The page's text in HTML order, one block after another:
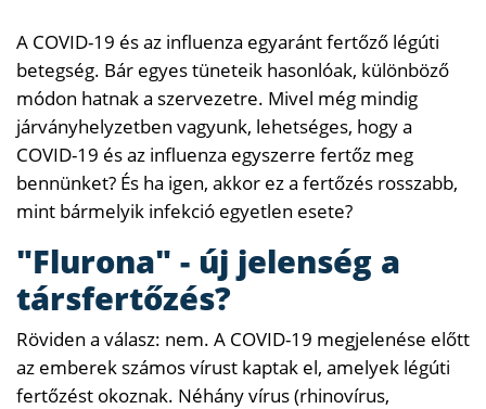
A COVID-19 és az influenza egyaránt fertőző légúti
betegség. Bár egyes tüneteik hasonlóak, különböző
módon hatnak a szervezetre. Mivel még mindig
járványhelyzetben vagyunk, lehetséges, hogy a
COVID-19 és az influenza egyszerre fertőz meg
bennünket? És ha igen, akkor ez a fertőzés rosszabb,
mint bármelyik infekció egyetlen esete?
"Flurona" - új jelenség a
társfertőzés?
Röviden a válasz: nem. A COVID-19 megjelenése előtt
az emberek számos vírust kaptak el, amelyek légúti
fertőzést okoznak. Néhány vírus (rhinovírus,